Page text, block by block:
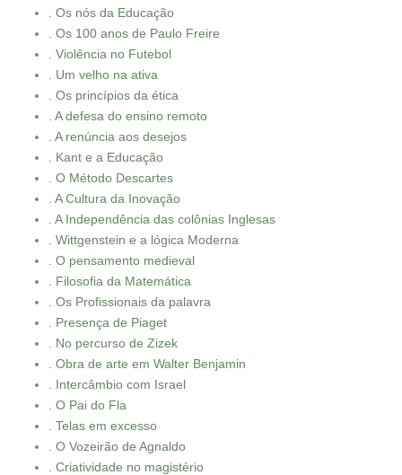
. Os nós da Educação
. Os 100 anos de Paulo Freire
. Violência no Futebol
. Um velho na ativa
. Os princípios da ética
. A defesa do ensino remoto
. A renúncia aos desejos
. Kant e a Educação
. O Método Descartes
. A Cultura da Inovação
. A Independência das colônias Inglesas
. Wittgenstein e a lógica Moderna
. O pensamento medieval
. Filosofia da Matemática
. Os Profissionais da palavra
. Presença de Piaget
. No percurso de Zizek
. Obra de arte em Walter Benjamin
. Intercâmbio com Israel
. O Pai do Fla
. Telas em excesso
. O Vozeirão de Agnaldo
. Criatividade no magistério